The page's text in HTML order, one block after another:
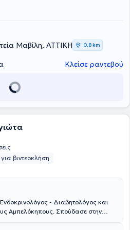
ενδοκρινολογίας στο
από όπου απέκτησε και την
κλινικές και αργότερα ως
διευθυντής σε εταιρεία
Μαβίλη, ΑΤΤΙΚΗ
0,8 km
Κλείσε ραντεβού
βιντεοκλήση
Ενδοκρινολόγος - Διαβητολόγος και
Αμπελόκηπους. Σπούδασε στην